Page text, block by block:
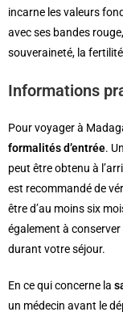
incarne les valeurs
avec ses bandes
souveraineté, la
Informations
Pour voyager à
formalités d’entrée.
peut être obtenu à
est recommandé de
être d’au moins six
également à
durant votre séjour.
En ce qui concerne la
un médecin avant le